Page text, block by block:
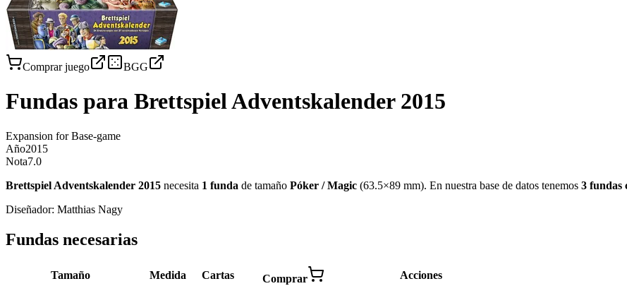
Comprar juego BGG
Fundas para Brettspiel Adventskalender 2015
Expansion for Base-game
Año2015
Nota7.0
Brettspiel Adventskalender 2015 necesita 1 funda de tamaño Póker / Magic (63.5×89 mm). En nuestra base de datos tenemos 3 fundas
Diseñador: Matthias Nagy
Fundas necesarias
Tamaño Medida Cartas Comprar Acciones